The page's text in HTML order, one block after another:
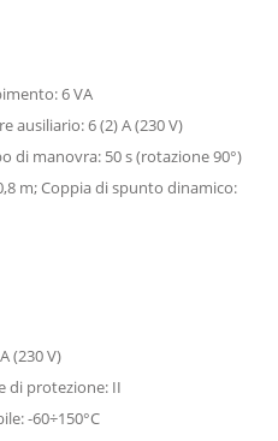
6 VA
6 (2) A (230 V)
di manovra: 50 s (rotazione 90°)
m; Coppia di spunto dinamico:
(230 V)
di protezione: II
-60÷150°C